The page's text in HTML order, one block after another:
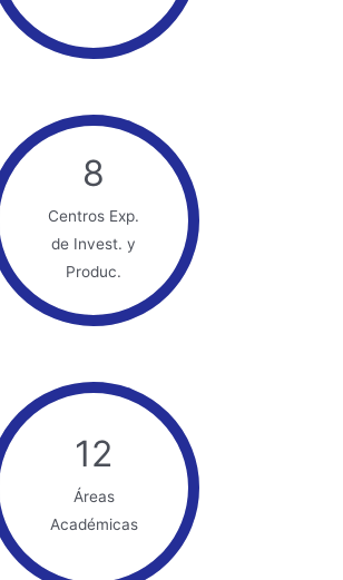
8
Centros Exp.
de Invest. y
Produc.
12
Áreas
Académicas